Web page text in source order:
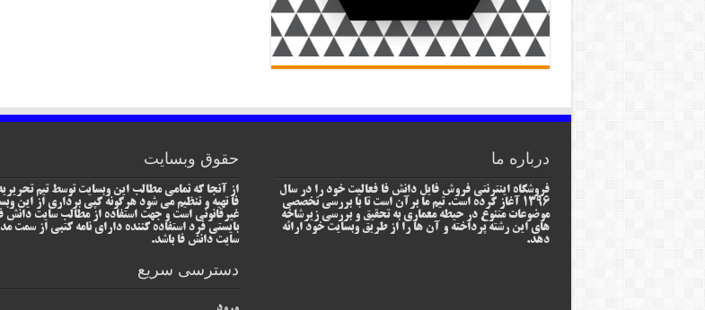
درباره ما
فروشگاه اینترنتی فروش فایل دانش فا فعالیت خود را در سال
1396 آغاز کرده است. تیم ما برآن است تا با بررسی تخصصی
موضوعات متنوع در حیطه معماری به تحقیق و بررسی زیرشاخه
های این رشته پرداخته و آن ها را از طریق وبسایت خود ارائه
دهد.
حقوق وبسایت
از آنجا که تمامی مطالب این وبسایت توسط تیم
فا تهیه و تنظیم می شود هرگونه کپی برداری از این
غیرقانونی است و جهت استفاده از مطالب سایت دانش
بایستی فرد استفاده کننده دارای نامه کتبی از سمت
سایت دانش فا باشد.
دسترسی سریع